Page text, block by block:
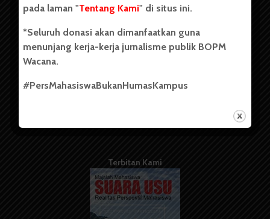
Kontribusi
Info Iklan
Pedoman Media Siber
Kode Etik Jurnalistik
Terbitan Kami
pada laman "Tentang Kami" di situs ini.
*Seluruh donasi akan dimanfaatkan guna
menunjang kerja-kerja jurnalisme publik BOPM
Wacana.
#PersMahasiswaBukanHumasKampus